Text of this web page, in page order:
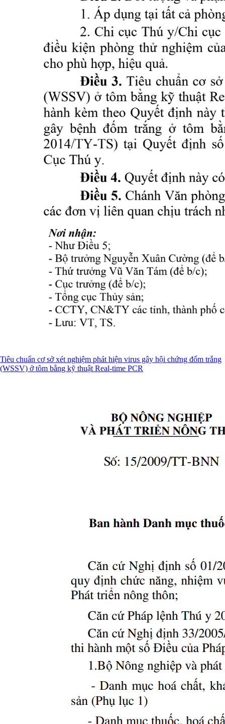
Tiêu chuẩn cơ sở xét nghiệm phát hiện virus gây hội chứng đốm trắng
(WSSV) ở tôm bằng kỹ thuật Real-time PCR